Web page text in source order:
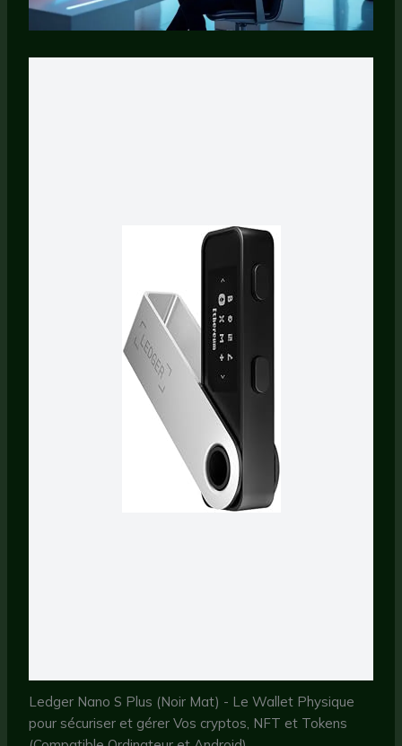
Ledger Nano S Plus (Noir Mat) - Le Wallet Physique
pour sécuriser et gérer Vos cryptos, NFT et Tokens